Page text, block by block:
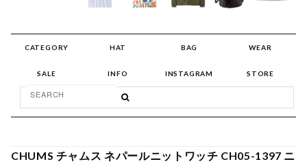
CATEGORY HAT BAG WEAR
SALE INFO INSTAGRAM STORE
CHUMS チャムス ネパールニットワッチ CH05-1397 ニ